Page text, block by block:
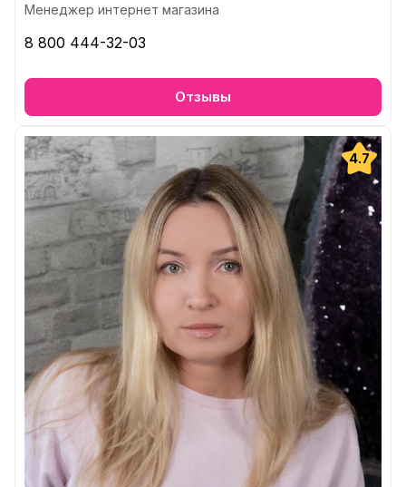
Менеджер интернет магазина
8 800 444-32-03
Отзывы
4.7